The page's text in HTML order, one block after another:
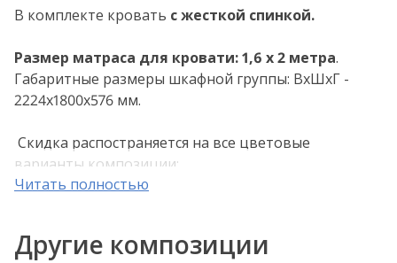
В комплекте кровать с жесткой спинкой.
Размер матраса для кровати: 1,6 х 2 метра.
Габаритные размеры шкафной группы: ВхШхГ -
2224х1800х576 мм.
Скидка распостраняется на все цветовые
варианты композиции:
- Снежный ясень (СЯ)
Читать полностью
Другие композиции